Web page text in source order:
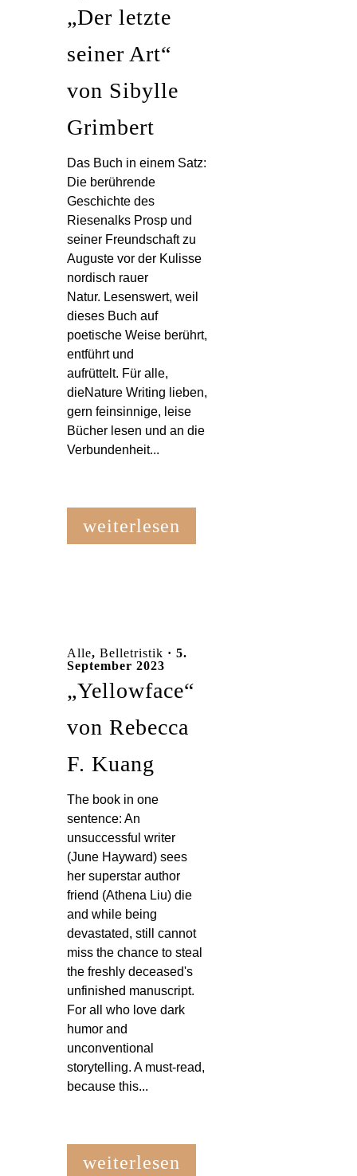
„Der letzte
seiner Art“
von Sibylle
Grimbert
Das Buch in einem Satz:
Die berührende
Geschichte des
Riesenalks Prosp und
seiner Freundschaft zu
Auguste vor der Kulisse
nordisch rauer
Natur. Lesenswert, weil
dieses Buch auf
poetische Weise berührt,
entführt und
aufrüttelt. Für alle,
dieNature Writing lieben,
gern feinsinnige, leise
Bücher lesen und an die
Verbundenheit...
weiterlesen
Alle, Belletristik · 5.
September 2023
„Yellowface“
von Rebecca
F. Kuang
The book in one
sentence: An
unsuccessful writer
(June Hayward) sees
her superstar author
friend (Athena Liu) die
and while being
devastated, still cannot
miss the chance to steal
the freshly deceased's
unfinished manuscript.
For all who love dark
humor and
unconventional
storytelling. A must-read,
because this...
weiterlesen